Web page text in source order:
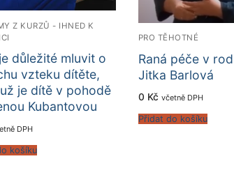
Z KURZŮ - IHNED K
důležité mluvit o
vzteku dítěte,
je dítě v pohodě
Kubantovou
DPH
košíku
PRO TĚHOTNÉ
Raná péče v
Jitka Barlová
0 Kč včetně DPH
Přidat do košíku